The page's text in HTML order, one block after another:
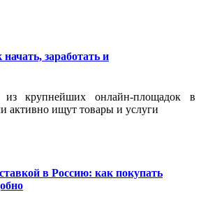
заработать и
крупнейших онлайн-площадок в
активно ищут товары и услуги
в Россию: как покупать